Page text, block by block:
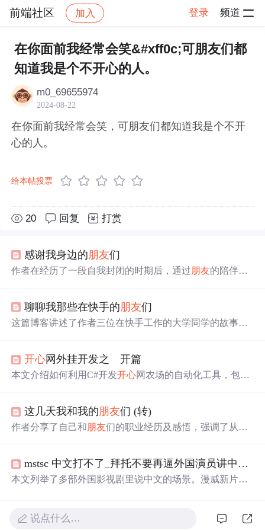
前端社区 加入 登录 频道
社区 前端社区 感慨 帖子详情
在你面前我经常会笑&#xff0c;可朋友们都
知道我是个不开心的人。
m0_69655974
2024-08-22
在你面前我经常会笑，可朋友们都知道我是个不开
心的人。
给本帖投票
20 回复 打赏
感谢我身边的朋友们
作者在经历了一段自我封闭的时期后，通过朋友的陪伴和
聊聊我那些在快手的朋友们
这篇博客讲述了作者三位在快手工作的大学同学的故事，
文中提到的强哥、科长和大叔分别代表了不同的人生路
径，他们无论在哪都能展现出才华。文章以这些实例探讨
功。
开心网外挂开发之 开篇
本文介绍如何利用C#开发开心网农场的自动化工具，包括
这几天我和我的朋友们 (转)
作者分享了自己和朋友们的职业经历及感悟，强调了从事
mstsc 中文打不了_拜托不要再逼外国演员讲中文了！翻译都要编不下去了（笑哭）...
本文列举了多部外国影视剧里说中文的场景。漫威新片
少数中文较好的例子，凸显了中文学习的难度和其博大精
说点什么…